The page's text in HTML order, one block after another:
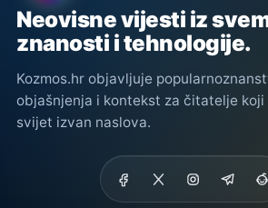
Neovisne vijesti iz
znanosti i tehnologije.
Kozmos.hr objavljuje
objašnjenja i kontekst za čitatelje koji
svijet izvan naslova.